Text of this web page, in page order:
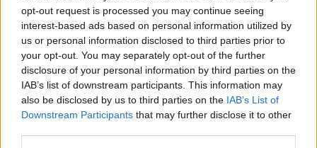
opt-out request is processed you may continue seeing
interest-based ads based on personal information utilized by
us or personal information disclosed to third parties prior to
your opt-out. You may separately opt-out of the further
disclosure of your personal information by third parties on the
IAB’s list of downstream participants. This information may
also be disclosed by us to third parties on the IAB’s List of
Downstream Participants that may further disclose it to other
Φαγιέντ] με μοιράστηκε με τον αδελφό του»,
λέει.
Η Helen μιλάει για πρώτη φορά, αφού
αισθάνθηκε ότι σιωπούσε για 35 χρόνια, εν
μέρει λόγω μιας συμφωνίας
εμπιστευτικότητας της Harrods που της